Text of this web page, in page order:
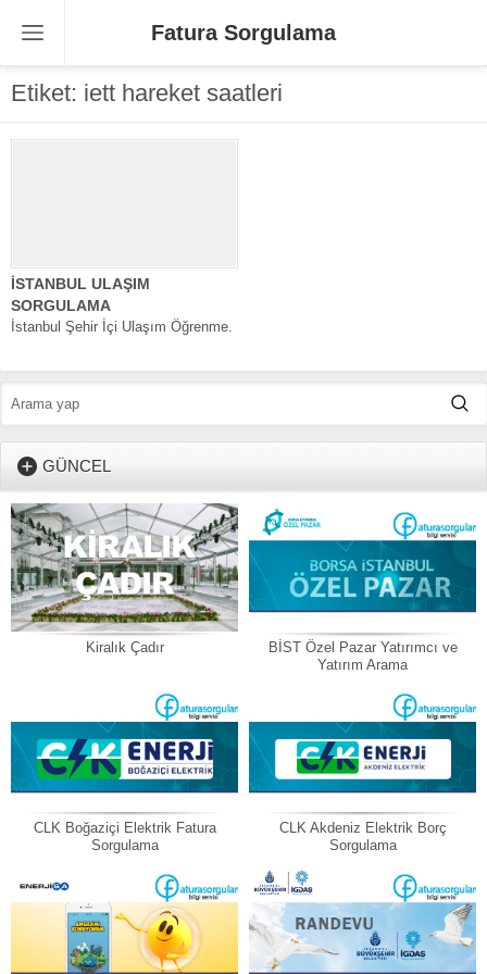
Fatura Sorgulama
Etiket: iett hareket saatleri
İSTANBUL ULAŞIM
SORGULAMA
İstanbul Şehir İçi Ulaşım Öğrenme.
GÜNCEL
Kiralık Çadır
BİST Özel Pazar Yatırımcı ve
Yatırım Arama
CLK Boğaziçi Elektrik Fatura
Sorgulama
CLK Akdeniz Elektrik Borç
Sorgulama